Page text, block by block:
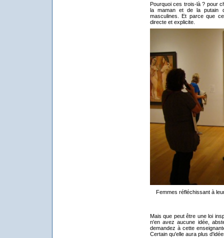
Pourquoi ces trois-là ? pour
la maman et de la putain
masculines. Et parce que
directe et explicite.
Femmes réfléchissant à
Mais que peut être une loi
n'en avez aucune idée,
demandez à cette
Certain qu'elle aura plus